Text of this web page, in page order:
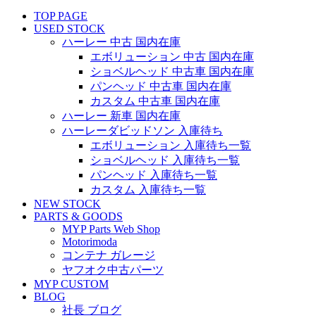
TOP PAGE
USED STOCK
ハーレー 中古 国内在庫
エボリューション 中古 国内在庫
ショベルヘッド 中古車 国内在庫
パンヘッド 中古車 国内在庫
カスタム 中古車 国内在庫
ハーレー 新車 国内在庫
ハーレーダビッドソン 入庫待ち
エボリューション 入庫待ち一覧
ショベルヘッド 入庫待ち一覧
パンヘッド 入庫待ち一覧
カスタム 入庫待ち一覧
NEW STOCK
PARTS & GOODS
MYP Parts Web Shop
Motorimoda
コンテナ ガレージ
ヤフオク中古パーツ
MYP CUSTOM
BLOG
社長 ブログ